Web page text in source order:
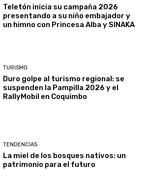
Teletón inicia su campaña 2026
presentando a su niño embajador y
un himno con Princesa Alba y SINAKA
TURISMO
Duro golpe al turismo regional: se
suspenden la Pampilla 2026 y el
RallyMobil en Coquimbo
TENDENCIAS
La miel de los bosques nativos: un
patrimonio para el futuro